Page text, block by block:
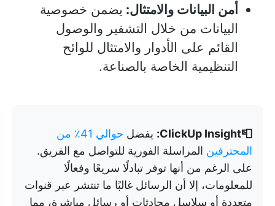
أمن البيانات والامتثال: يضمن خصوصية
البيانات من خلال التشفير والوصول
القائم على الأدوار والامتثال للوائح
التنظيمية الخاصة بالصناعة.
📮ClickUp Insight: يفضل
حوالي 41٪ من
المحترفين المراسلة الفورية للتواصل مع الفريق.
على الرغم من أنها توفر تبادلًا سريعًا وفعالًا
للمعلومات، إلا أن الرسائل غالبًا ما تنتشر عبر قنوات
متعددة أو سلاسل محادثات أو رسائل مباشرة، مما